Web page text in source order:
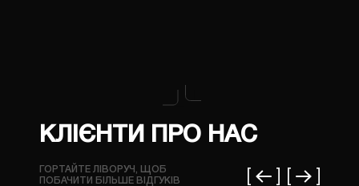
КЛІЄНТИ ПРО НАС
ГОРТАЙТЕ ЛІВОРУЧ, ЩОБ
ПОБАЧИТИ БІЛЬШЕ ВІДГУКІВ